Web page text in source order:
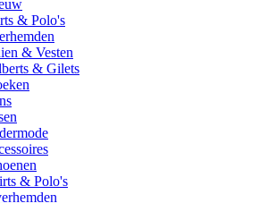
& Polo's
& Vesten
& Gilets
& Polo's